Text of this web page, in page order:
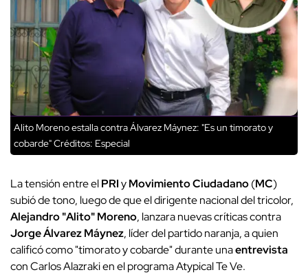
Alito Moreno estalla contra Álvarez Máynez: "Es un timorato y
cobarde"Créditos: Especial
La tensión entre elPRIyMovimiento Ciudadano(MC)
subió de tono, luego de que el dirigente nacional del tricolor,
Alejandro "Alito" Moreno, lanzara nuevas críticas contra
Jorge Álvarez Máynez, líder del partido naranja, a quien
calificó como "timorato y cobarde" durante unaentrevista
con Carlos Alazraki en el programa Atypical Te Ve.